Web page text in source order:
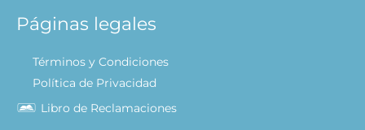
Páginas legales
Términos y Condiciones
Política de Privacidad
Libro de Reclamaciones